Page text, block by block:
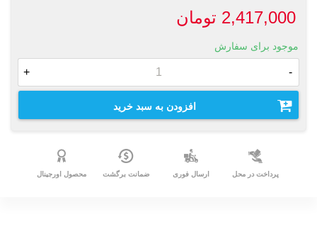
2,417,000 تومان
موجود برای سفارش
-
+
افزودن به سبد خرید
پرداخت در محل ارسال فوری ضمانت برگشت محصول اورجینال